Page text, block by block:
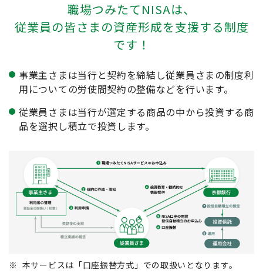
職場つみたてNISAは、
従業員の皆さまの資産形成を支援する制度
です！
事業主さまは当行と契約を締結し従業員さまの制度利
用についての労使間契約の整備などを行います。
従業員さまは当行が選定する商品の中から投資する商
品を選択し積立で投資します。
※ 本サービスは「口座振替方式」での取扱いとなります。